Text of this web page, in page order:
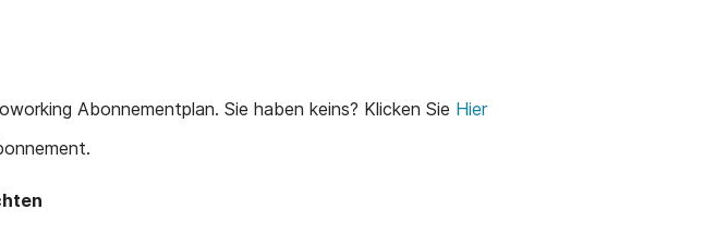
Abonnementplan. Sie haben keins? Klicken Sie Hier